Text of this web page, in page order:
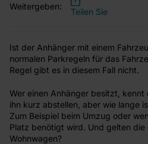
Weitergeben:
Teilen Sie
Ist der Anhänger mit einem
normalen Parkregeln für das
Regel gibt es in diesem Fall nicht.
Wer einen Anhänger besitzt,
ihn kurz abstellen, aber wie lange
Zum Beispiel beim Umzug oder
Platz benötigt wird. Und gelten die
Wohnwagen?